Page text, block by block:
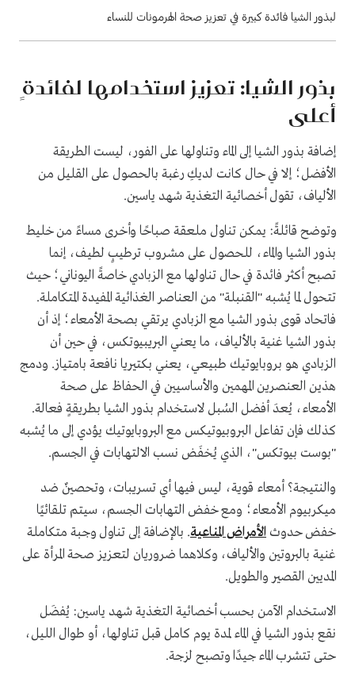
لبذور الشيا فائدة كبيرة في تعزيز صحة الهرمونات للنساء
بذور الشيا: تعزيز استخدامها لفائدةٍ
أعلى
إضافة بذور الشيا إلى الماء وتناولها على الفور، ليست الطريقة
الأفضل؛ إلا في حال كانت لديكِ رغبة بالحصول على القليل من
الألياف، تقول أخصائية التغذية شهد ياسين.
وتوضح قائلةً: يمكن تناول ملعقة صباحًا وأخرى مساءً من خليط
بذور الشيا والماء، للحصول على مشروب ترطيبٍ لطيف، إنما
تصبح أكثر فائدة في حال تناولها مع الزبادي خاصةً اليوناني؛ حيث
تتحول لما يُشبه "القنبلة" من العناصر الغذائية المفيدة المتكاملة.
فاتحاد قوى بذور الشيا مع الزبادي يرتقي بصحة الأمعاء؛ إذ أن
بذور الشيا غنية بالألياف، ما يعني البريبيوتكس، في حين أن
الزبادي هو بروبايوتيك طبيعي، يعني بكتيريا نافعة بامتياز. ودمج
هذين العنصرين المهمين والأساسيين في الحفاظ على صحة
الأمعاء، يُعدَ أفضل السُبل لاستخدام بذور الشيا بطريقةٍ فعالة.
كذلك فإن تفاعل البروبيوتيكس مع البروبايوتيك يؤدي إلى ما يُشبه
"بوست بيوتكس"، الذي يُخفَض نسب الالتهابات في الجسم.
والنتيجة؟ أمعاء قوية، ليس فيها أي تسريبات، وتحصينٌ ضد
ميكربيوم الأمعاء؛ ومع خفض التهابات الجسم، سيتم تلقائيًا
خفض حدوث الأمراض المناعية. بالإضافة إلى تناول وجبة متكاملة
غنية بالبروتين والألياف، وكلاهما ضروريان لتعزيز صحة المرأة على
المديين القصير والطويل.
الاستخدام الآمن بحسب أخصائية التغذية شهد ياسين: يُفضَل
نقع بذور الشيا في الماء لمدة يوم كامل قبل تناولها، أو طوال الليل،
حتى تتشرب الماء جيدًا وتصبح لزجة.